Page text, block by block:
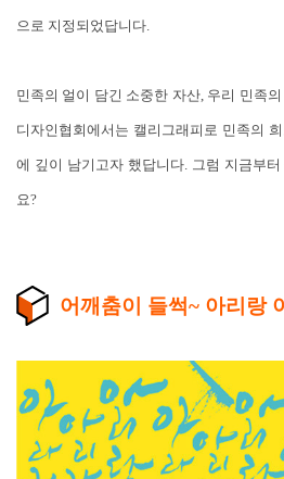
으로 지정되었답니다.
민족의 얼이 담긴 소중한 자산, 우리 민족
디자인협회에서는 캘리그래피로 민족의
에 깊이 남기고자 했답니다. 그럼 지금부
요?
어깨춤이 들썩~ 아리랑